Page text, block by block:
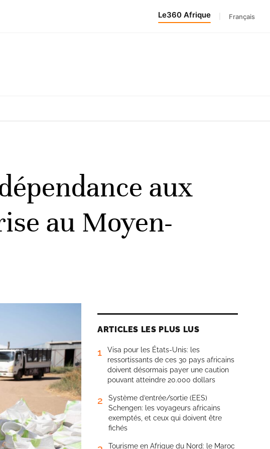
Le360 Afrique Français
aux
au Moyen-
ARTICLES LES PLUS LUS
1
Visa pour les États-Unis: les
ressortissants de ces 30 pays africains
doivent désormais payer une caution
pouvant atteindre 20.000 dollars
2
Système d’entrée/sortie (EES)
Schengen: les voyageurs africains
exemptés, et ceux qui doivent être
fichés
Tourisme en Afrique du Nord: le Maroc